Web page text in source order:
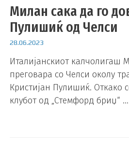
Милан сака да го
Пулишиќ од Челси
28.06.2023
Италијанскиот калчолигаш
преговара со Челси околу
Кристијан Пулишиќ. Откако
клубот од „Стемфорд бриџ“ …